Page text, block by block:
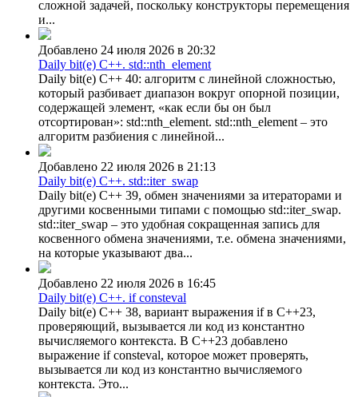
сложной задачей, поскольку конструкторы перемещения
и...
Добавлено 24 июля 2026 в 20:32
Daily bit(e) C++. std::nth_element
Daily bit(e) C++ 40: алгоритм с линейной сложностью,
который разбивает диапазон вокруг опорной позиции,
содержащей элемент, «как если бы он был
отсортирован»: std::nth_element. std::nth_element – это
алгоритм разбиения с линейной...
Добавлено 22 июля 2026 в 21:13
Daily bit(e) C++. std::iter_swap
Daily bit(e) C++ 39, обмен значениями за итераторами и
другими косвенными типами с помощью std::iter_swap.
std::iter_swap – это удобная сокращенная запись для
косвенного обмена значениями, т.е. обмена значениями,
на которые указывают два...
Добавлено 22 июля 2026 в 16:45
Daily bit(e) C++. if consteval
Daily bit(e) C++ 38, вариант выражения if в C++23,
проверяющий, вызывается ли код из константно
вычисляемого контекста. В C++23 добавлено
выражение if consteval, которое может проверять,
вызывается ли код из константно вычисляемого
контекста. Это...